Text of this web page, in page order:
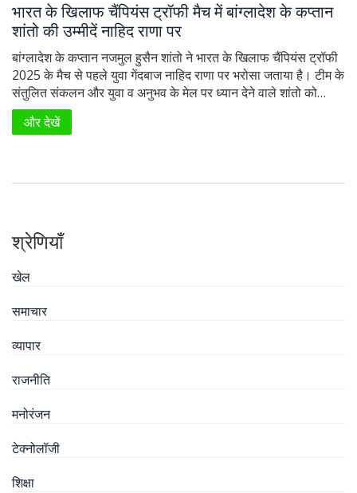
भारत के खिलाफ चैंपियंस ट्रॉफी मैच में बांग्लादेश के कप्तान
शांतो की उम्मीदें नाहिद राणा पर
बांग्लादेश के कप्तान नजमुल हुसैन शांतो ने भारत के खिलाफ चैंपियंस ट्रॉफी
2025 के मैच से पहले युवा गेंदबाज नाहिद राणा पर भरोसा जताया है। टीम के
संतुलित संकलन और युवा व अनुभव के मेल पर ध्यान देने वाले शांतो को
विश्वास है कि उनकी टीम भारतीय लाइनअप का मुकाबला कर सकती है। मैच
दुबई में होगा जहां पिच से शुरुआती गति और स्पिन सहायता मिलेगी।
और देखें
श्रेणियाँ
खेल
समाचार
व्यापार
राजनीति
मनोरंजन
टेक्नोलॉजी
शिक्षा